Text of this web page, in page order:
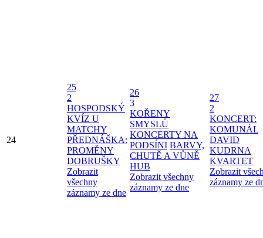
24
25
2
HOSPODSKÝ
KVÍZ U
MATCHY
PŘEDNÁŠKA:
PROMĚNY
DOBRUŠKY
Zobrazit
všechny
záznamy ze dne
26
3
KOŘENY
SMYSLŮ
KONCERTY NA
PODSÍNI BARVY,
CHUTĚ A VŮNĚ
HUB
Zobrazit všechny
záznamy ze dne
27
2
KONCERT:
KOMUNÁL
DAVID
KUDRNA
KVARTET
Zobrazit
záznamy ze